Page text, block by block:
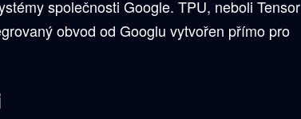
společnosti Google. TPU, neboli Tensor
obvod od Googlu vytvořen přímo pro